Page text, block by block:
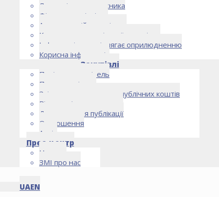
Лист очікувань власника
Фінансова звітність
Антикорупційна політика
Кодекс етики та ділової поведінки
Інформація, що підлягає оприлюдненню
Корисна інформація
Закупівлі
Політика закупівель
План закупівель
Звіт про використання публічних коштів
Відомості про договори
Договори для публікації
Оголошення
Архів
Прес-центр
Новини
ЗМІ про нас
UAEN